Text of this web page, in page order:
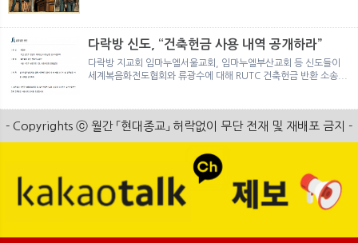
다락방 신도, “건축헌금 사용 내역 공개하라”
다락방 지교회 임마누엘서울교회, 임마누엘부산교회 등 신도들이
세계복음화전도협회와 류광수에 대해 RUTC 건축헌금 반환 소송...
- Copyrights ⓒ 월간 「현대종교」 허락없이 무단 전재 및 재배포 금지 -